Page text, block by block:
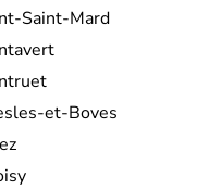
Saint-Mard
et-Boves